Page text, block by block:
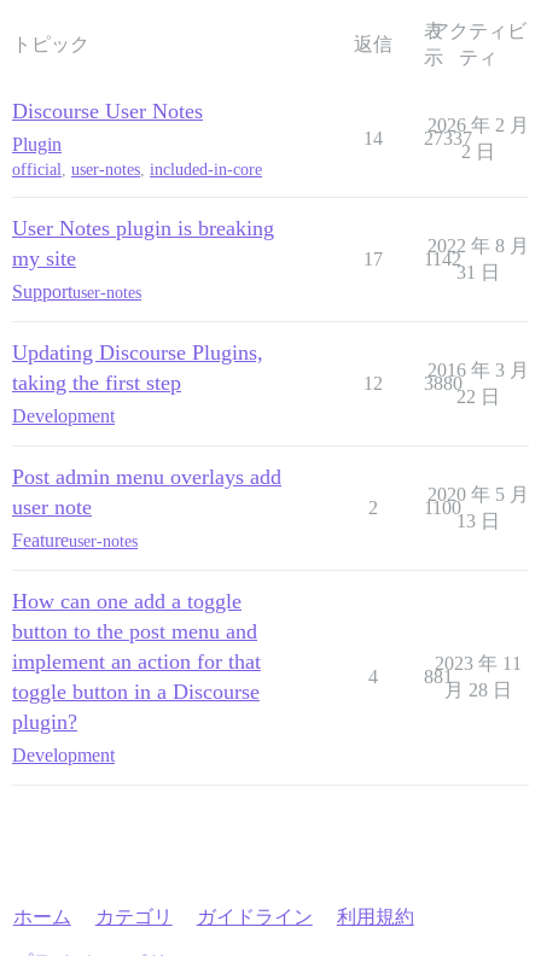
トピック 返信
表
示
アクティビ
ティ
Discourse User Notes
Plugin
official, user-notes, included-in-core
14 27337
2026 年 2 月
2 日
User Notes plugin is breaking
my site
Supportuser-notes
17 1142
2022 年 8 月
31 日
Updating Discourse Plugins,
taking the first step
Development
12 3880
2016 年 3 月
22 日
Post admin menu overlays add
user note
Featureuser-notes
2 1100
2020 年 5 月
13 日
How can one add a toggle
button to the post menu and
implement an action for that
toggle button in a Discourse
plugin?
Development
4 881
2023 年 11
月 28 日
ホーム カテゴリ ガイドライン 利用規約